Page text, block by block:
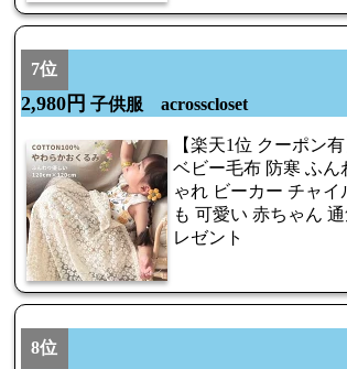
7位
2,980円 子供服 acrosscloset
【楽天1位 クーポン
ベビー毛布 防寒 ふん
ゃれ ビーカー チャ
も 可愛い 赤ちゃん
レゼント
8位